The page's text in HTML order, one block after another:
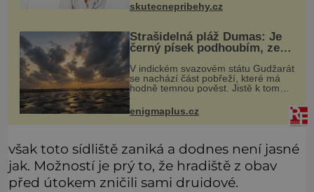
ochotný podat pomocnou ruku.
skutecnepribehy.cz
Strašidelná pláž Dumas: Je
černý písek podhoubím, ze
V indickém svazovém státu Gudžarát
se nachází část pobřeží, které má
hodně temnou pověst. Jistě k tomu
přispívá i černý písek této pláže.
Proč má pláž takové netypické
zbarvení? Nakolik jsou pravdivé
enigmaplus.cz
však toto sídliště zaniká a dodnes není jasné
jak. Možností je prý to, že hradiště z obav
před útokem zničili sami druidové.